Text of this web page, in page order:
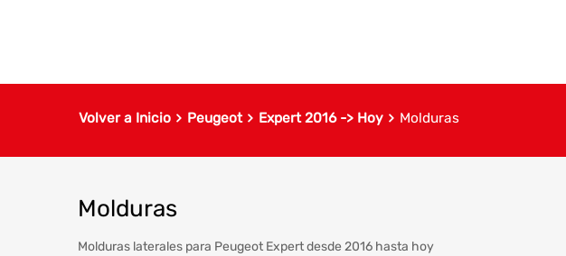
Volver a Inicio Peugeot Expert 2016 -> Hoy Molduras
Molduras
Molduras laterales para Peugeot Expert desde 2016 hasta hoy